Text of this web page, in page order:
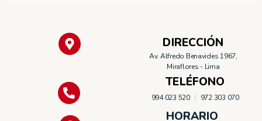
DIRECCIÓN
Av. Alfredo Benavides 1967,
Miraflores - Lima
TELÉFONO
994 023 520 972 303 070
HORARIO